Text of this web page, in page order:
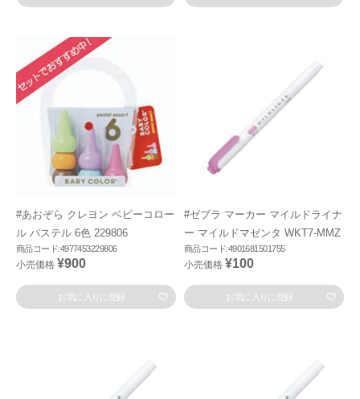
#あおぞら クレヨン ベビーコロー
ル パステル 6色 229806
商品コード:4977453229806
小売価格 ¥900
お気に入りに登録
#ゼブラ マーカー マイルドライナ
ー マイルドマゼンタ WKT7-MMZ
商品コード:4901681501755
小売価格 ¥100
お気に入りに登録